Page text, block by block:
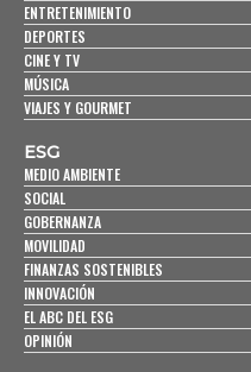
ENTRETENIMIENTO
DEPORTES
CINE Y TV
MÚSICA
VIAJES Y GOURMET
ESG
MEDIO AMBIENTE
SOCIAL
GOBERNANZA
MOVILIDAD
FINANZAS SOSTENIBLES
INNOVACIÓN
EL ABC DEL ESG
OPINIÓN